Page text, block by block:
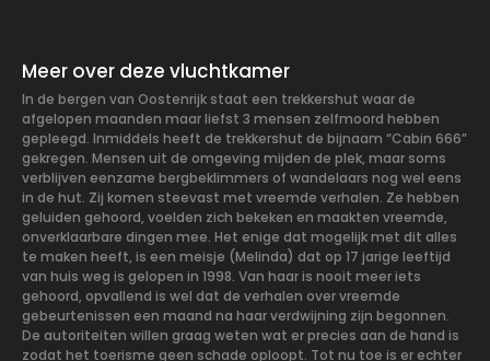
Meer over deze vluchtkamer
In de bergen van Oostenrijk staat een trekkershut waar de
afgelopen maanden maar liefst 3 mensen zelfmoord hebben
gepleegd. Inmiddels heeft de trekkershut de bijnaam “Cabin 666”
gekregen. Mensen uit de omgeving mijden de plek, maar soms
verblijven eenzame bergbeklimmers of wandelaars nog wel eens
in de hut. Zij komen steevast met vreemde verhalen. Ze hebben
geluiden gehoord, voelden zich bekeken en maakten vreemde,
onverklaarbare dingen mee. Het enige dat mogelijk met dit alles
te maken heeft, is een meisje (Melinda) dat op 17 jarige leeftijd
van huis weg is gelopen in 1998. Van haar is nooit meer iets
gehoord, opvallend is wel dat de verhalen over vreemde
gebeurtenissen een maand na haar verdwijning zijn begonnen.
De autoriteiten willen graag weten wat er precies aan de hand is
zodat het toerisme geen schade oploopt. Tot nu toe is er echter